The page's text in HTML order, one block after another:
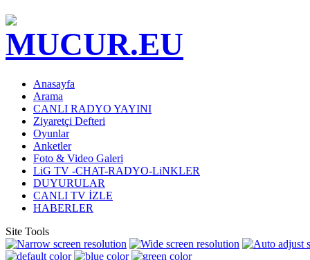
Anasayfa
Arama
CANLI RADYO YAYINI
Ziyaretçi Defteri
Oyunlar
Anketler
Foto & Video Galeri
LiG TV -CHAT-RADYO-LiNKLER
DUYURULAR
CANLI TV İZLE
HABERLER
Site Tools